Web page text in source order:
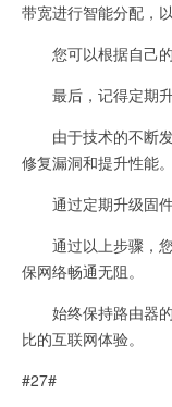
带宽进行智能分配，
您可以根据自己的
最后，记得定期升
由于技术的不断发
修复漏洞和提升性能。
通过定期升级固件
通过以上步骤，您
保网络畅通无阻。
始终保持路由器的
比的互联网体验。
#27#